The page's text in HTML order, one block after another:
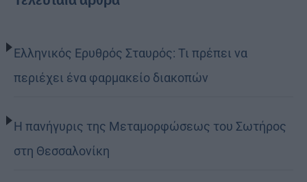
Ελληνικός Ερυθρός Σταυρός: Τι πρέπει να
περιέχει ένα φαρμακείο διακοπών
Η πανήγυρις της Μεταμορφώσεως του Σωτήρος
στη Θεσσαλονίκη